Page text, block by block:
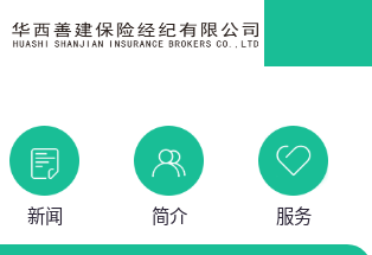
新闻 简介 服务